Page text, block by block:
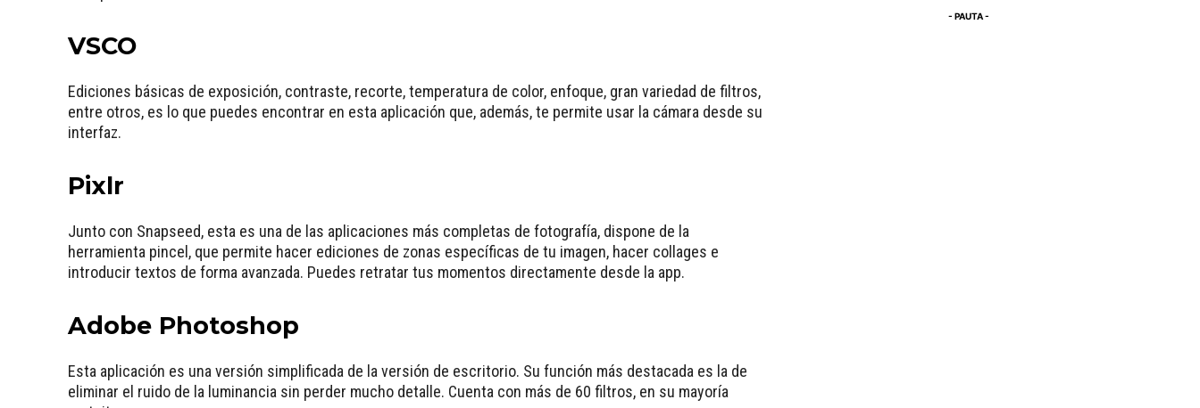
VSCO
Ediciones básicas de exposición, contraste, recorte, temperatura de color, enfoque, gran variedad de filtros,
entre otros, es lo que puedes encontrar en esta aplicación que, además, te permite usar la cámara desde su
interfaz.
Pixlr
Junto con Snapseed, esta es una de las aplicaciones más completas de fotografía, dispone de la
herramienta pincel, que permite hacer ediciones de zonas específicas de tu imagen, hacer collages e
introducir textos de forma avanzada. Puedes retratar tus momentos directamente desde la app.
Adobe Photoshop
Esta aplicación es una versión simplificada de la versión de escritorio. Su función más destacada es la de
eliminar el ruido de la luminancia sin perder mucho detalle. Cuenta con más de 60 filtros, en su mayoría
- PAUTA -